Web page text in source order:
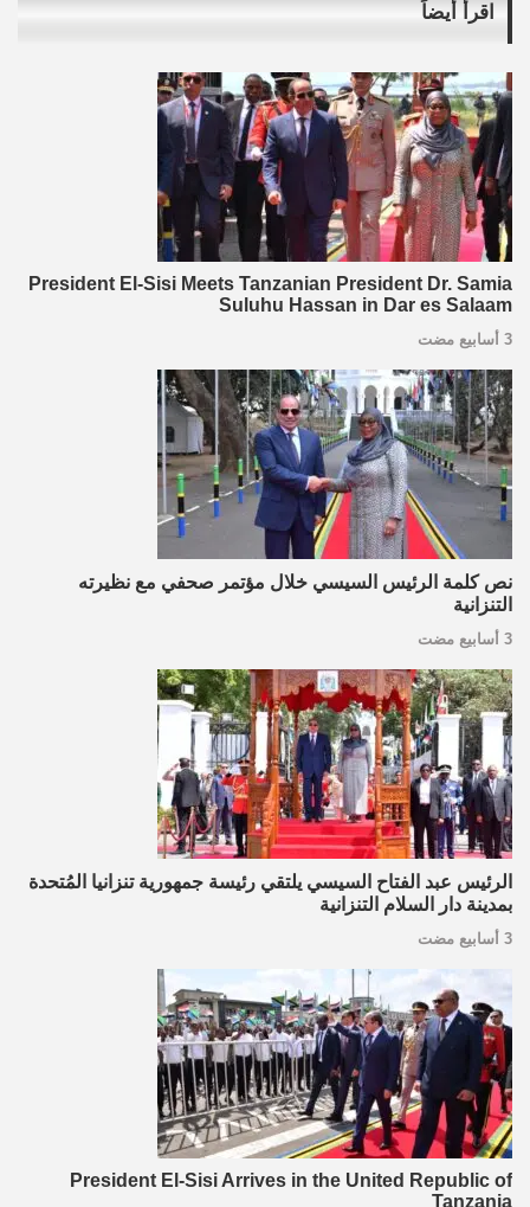
اقرأ أيضاً
President El-Sisi Meets Tanzanian President Dr. Samia
Suluhu Hassan in Dar es Salaam
3 أسابيع مضت
نص كلمة الرئيس السيسي خلال مؤتمر صحفي مع نظيرته
التنزانية
3 أسابيع مضت
الرئيس عبد الفتاح السيسي يلتقي رئيسة جمهورية تنزانيا المُتحدة
بمدينة دار السلام التنزانية
3 أسابيع مضت
President El-Sisi Arrives in the United Republic of
Tanzania